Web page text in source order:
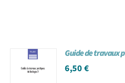
Guide de travaux
6,50€